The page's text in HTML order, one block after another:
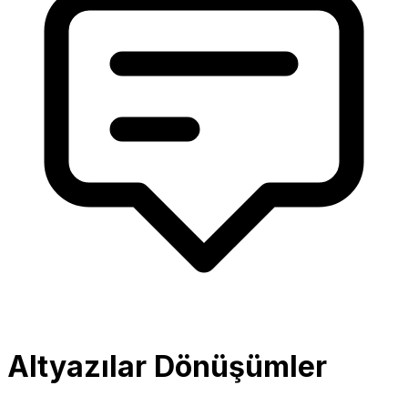
Altyazılar Dönüşümler